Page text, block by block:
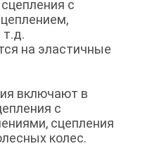
с
на эластичные
включают в
с
сцепления
колес.